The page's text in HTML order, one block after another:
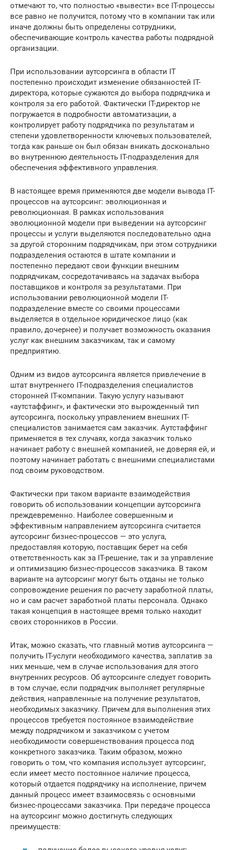
отмечают то, что полностью «вывести» все IT-процессы
все равно не получится, потому что в компании так или
иначе должны быть определены сотрудники,
обеспечивающие контроль качества работы подрядной
организации.
При использовании аутсорсинга в области IT
постепенно происходит изменение обязанностей IT-
директора, которые сужаются до выбора подрядчика и
контроля за его работой. Фактически IT-директор не
погружается в подробности автоматизации, а
контролирует работу подрядчика по результатам и
степени удовлетворенности ключевых пользователей,
тогда как раньше он был обязан вникать досконально
во внутреннюю деятельность IT-подразделения для
обеспечения эффективного управления.
В настоящее время применяются две модели вывода IT-
процессов на аутсорсинг: эволюционная и
революционная. В рамках использования
эволюционной модели при выведении на аутсорсинг
процессы и услуги выделяются последовательно одна
за другой сторонним подрядчикам, при этом сотрудники
подразделения остаются в штате компании и
постепенно передают свои функции внешним
подрядчикам, сосредотачиваясь на задачах выбора
поставщиков и контроля за результатами. При
использовании революционной модели IT-
подразделение вместе со своими процессами
выделяется в отдельное юридическое лицо (как
правило, дочернее) и получает возможность оказания
услуг как внешним заказчикам, так и самому
предприятию.
Одним из видов аутсорсинга является привлечение в
штат внутреннего IT-подразделения специалистов
сторонней IT-компании. Такую услугу называют
«аутстаффинг», и фактически это вырожденный тип
аутсорсинга, поскольку управлением внешних IT-
специалистов занимается сам заказчик. Аутстаффинг
применяется в тех случаях, когда заказчик только
начинает работу с внешней компанией, не доверяя ей, и
поэтому начинает работать с внешними специалистами
под своим руководством.
Фактически при таком варианте взаимодействия
говорить об использовании концепции аутсорсинга
преждевременно. Наиболее совершенным и
эффективным направлением аутсорсинга считается
аутсорсинг бизнес-процессов — это услуга,
предоставляя которую, поставщик берет на себя
ответственность как за IT-решение, так и за управление
и оптимизацию бизнес-процессов заказчика. В таком
варианте на аутсорсинг могут быть отданы не только
сопровождение решения по расчету заработной платы,
но и сам расчет заработной платы персонала. Однако
такая концепция в настоящее время только находит
своих сторонников в России.
Итак, можно сказать, что главный мотив аутсорсинга —
получить IT-услуги необходимого качества, заплатив за
них меньше, чем в случае использования для этого
внутренних ресурсов. Об аутсорсинге следует говорить
в том случае, если подрядчик выполняет регулярные
действия, направленные на получение результатов,
необходимых заказчику. Причем для выполнения этих
процессов требуется постоянное взаимодействие
между подрядчиком и заказчиком с учетом
необходимости совершенствования процесса под
конкретного заказчика. Таким образом, можно
говорить о том, что компания использует аутсорсинг,
если имеет место постоянное наличие процесса,
который отдается подрядчику на исполнение, причем
данный процесс имеет взаимосвязь с основными
бизнес-процессами заказчика. При передаче процесса
на аутсорсинг можно достигнуть следующих
преимуществ: